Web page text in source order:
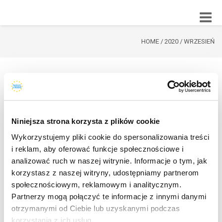
Niniejsza strona korzysta z plików cookie
Wykorzystujemy pliki cookie do spersonalizowania treści
i reklam, aby oferować funkcje społecznościowe i
analizować ruch w naszej witrynie. Informacje o tym, jak
korzystasz z naszej witryny, udostępniamy partnerom
społecznościowym, reklamowym i analitycznym.
Partnerzy mogą połączyć te informacje z innymi danymi
otrzymanymi od Ciebie lub uzyskanymi podczas
korzystania z ich usług.
Toggle
HOME / 2020 / WRZESIEŃ
COOKIEBOT W PEŁNI OBSŁUGUJE
NOWY GOOGLE CONSENT MODE |